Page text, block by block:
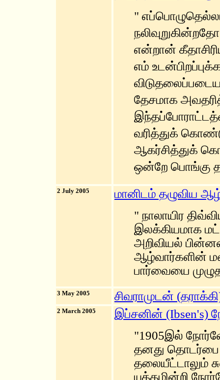
"
என்றான்
எம்
தேசமாக
வரித்துக்
ஆகர்சித்துக்
ஒன்றே பொங்கு
2 July 2005
மானிடம் தழுவிய
" நாலாயிர
இலக்கியமாக
அறிவியல்
ஆழ்வார்களின்
பார்வையை
3 May 2005 சிவராமுடன்
2 March 2005
இப்சனின் (Ibsen's)
"1905இல்
தனது தொடர்பை
தலையீட்டாலும்
யுத்தமின்றி